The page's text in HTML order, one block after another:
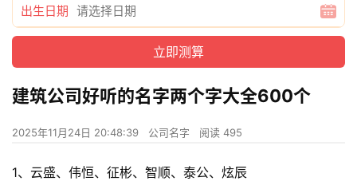
出生日期
建筑公司好听的名字两个字大全600个
2025年11月24日 20:48:39 公司名字 阅读 495
1、云盛、伟恒、征彬、智顺、泰公、炫辰